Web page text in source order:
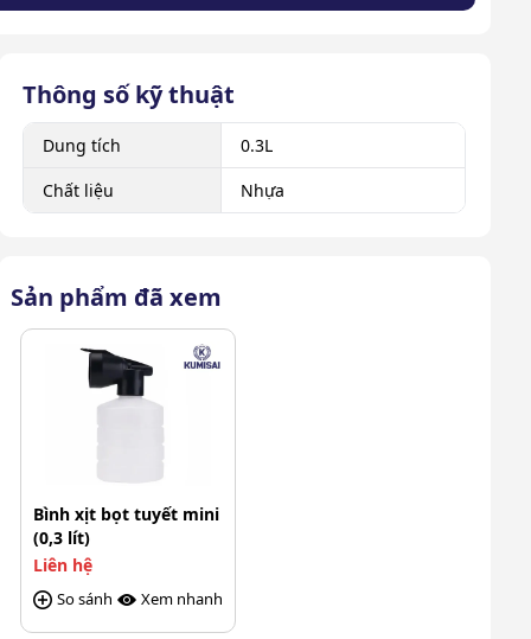
Thông số kỹ thuật
Dung tích
0.3L
Chất liệu
Nhựa
Sản phẩm đã xem
Bình xịt bọt tuyết mini
(0,3 lít)
Liên hệ
So sánh Xem nhanh